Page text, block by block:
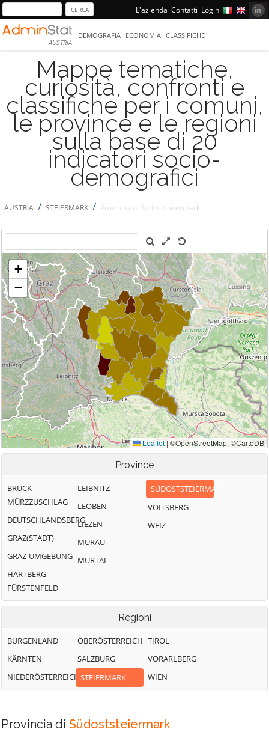
L'azienda Contatti Login
AUSTRIA
DEMOGRAFIA ECONOMIA CLASSIFICHE
Mappe tematiche,
curiosità, confronti e
classifiche per i comuni,
le province e le regioni
sulla base di 20
indicatori socio-
demografici
AUSTRIA / STEIERMARK / Provincia di Südoststeiermark
Province
BRUCK-
MÜRZZUSCHLAG
DEUTSCHLANDSBERG
GRAZ(STADT)
GRAZ-UMGEBUNG
HARTBERG-
FÜRSTENFELD
LEIBNITZ
LEOBEN
LIEZEN
MURAU
MURTAL
SÜDOSTSTEIERMARK
VOITSBERG
WEIZ
Regioni
BURGENLAND
KÄRNTEN
NIEDERÖSTERREICH
OBERÖSTERREICH
SALZBURG
STEIERMARK
TIROL
VORARLBERG
WIEN
Provincia di Südoststeiermark